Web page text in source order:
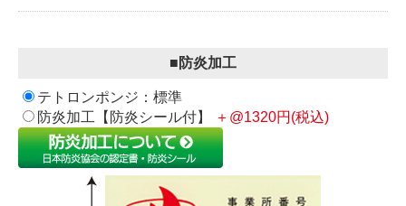
■防炎加工
テトロンポンジ：標準
防炎加工【防炎シール付】
＋@1320円(税込)